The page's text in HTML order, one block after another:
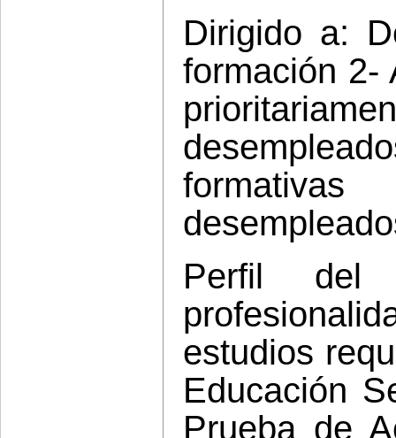
Dirigido a:
formación 2-
formativas
Perfil del
estudios
Educación
Prueba de